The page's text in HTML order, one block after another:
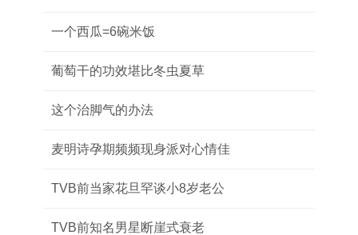
一个西瓜=6碗米饭
葡萄干的功效堪比冬虫夏草
这个治脚气的办法
麦明诗孕期频频现身派对心情佳
TVB前当家花旦罕谈小8岁老公
TVB前知名男星断崖式衰老